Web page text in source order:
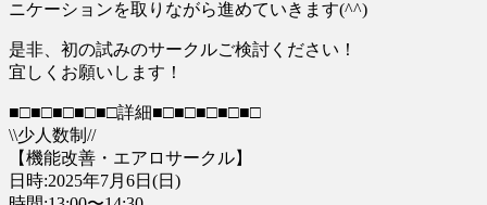
ニケーションを取りながら進めていきます(^^)
是非、初の試みのサークルご検討ください！
宜しくお願いします！
■□■□■□■□■□詳細■□■□■□■□■□
\\少人数制//
【機能改善・エアロサークル】
日時:2025年7月6日(日)